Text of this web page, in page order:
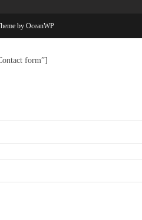
by OceanWP
form”]